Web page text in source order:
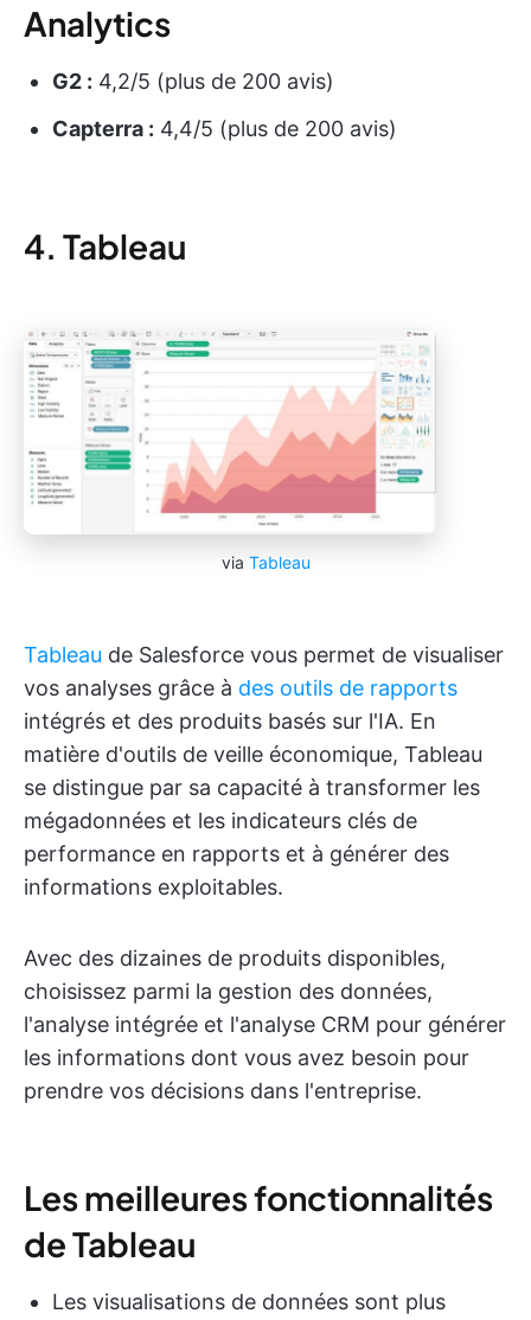
Analytics
G2 : 4,2/5 (plus de 200 avis)
Capterra : 4,4/5 (plus de 200 avis)
4. Tableau
via Tableau
Tableau de Salesforce vous permet de visualiser
vos analyses grâce à des outils de rapports
intégrés et des produits basés sur l'IA. En
matière d'outils de veille économique, Tableau
se distingue par sa capacité à transformer les
mégadonnées et les indicateurs clés de
performance en rapports et à générer des
informations exploitables.
Avec des dizaines de produits disponibles,
choisissez parmi la gestion des données,
l'analyse intégrée et l'analyse CRM pour générer
les informations dont vous avez besoin pour
prendre vos décisions dans l'entreprise.
Les meilleures fonctionnalités
de Tableau
Les visualisations de données sont plus